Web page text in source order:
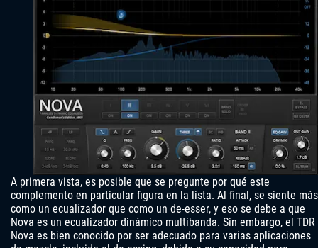
A primera vista, es posible que se pregunte por qué este
complemento en particular figura en la lista. Al final, se siente más
como un ecualizador que como un de-esser, y eso se debe a que
Nova es un ecualizador dinámico multibanda. Sin embargo, el TDR
Nova es bien conocido por ser adecuado para varias aplicaciones